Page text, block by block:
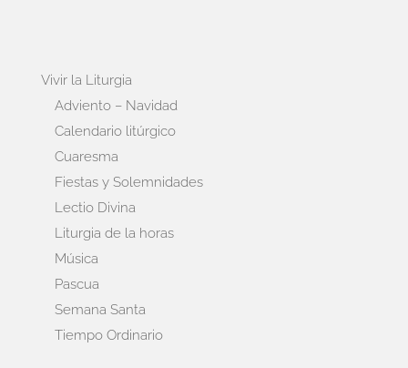
Vivir la Liturgia
Adviento – Navidad
Calendario litúrgico
Cuaresma
Fiestas y Solemnidades
Lectio Divina
Liturgia de la horas
Música
Pascua
Semana Santa
Tiempo Ordinario